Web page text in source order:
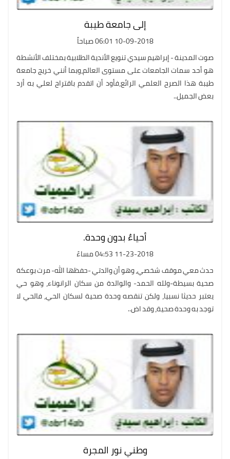
إلى جامعة طيبة
10-09-2018 06:01 صباحاً
صوت المدينة - إبراهيم سيدي تنويع الأندية الطلابية بمختلف الأنشطة
هو أحد سمات الجامعات على مستوى العالم،وبما أنني خريج جامعة
طيبة هذا الصرح العلمي الرائع،فأود أن اتقدم باقتراح لعلي به أرد
بعض الجميل..
أحياءٌ بدون وحدة.
11-23-2018 04:53 مساءً
حدث معي موقف شخصي، وهو أن والدتي -حفظها الله- مرت بوعكة
صحية بسيطة-ولله الحمد- والوالدة من سكان الرانوناء، وهو حي
يعتبر حديثا نسبيا، ولكن تنقصه وحدة صحية لسكان الحي، فالحي لا
توجد به وحدة صحية، وقد اض..
وطني نور المجرة